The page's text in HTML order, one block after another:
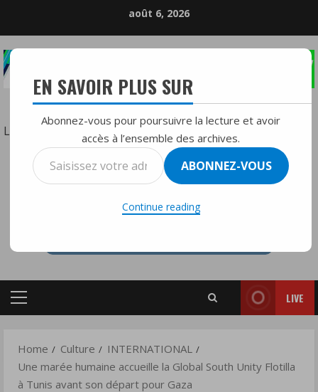
content
août 6, 2026
LA RÉFÉRENCE DE LA RADIO DIFFUSION
Lire la suite
Une
marée
humaine
Unity
Tunis
avant
son
RTVMFMY+
Primary
LIVE
Home Culture
INTERNATIONAL
Une marée humaine accueille la Global South Unity Flotilla
à Tunis avant son départ pour Gaza
EN SAVOIR PLUS SUR
Abonnez-vous pour poursuivre la lecture et avoir
accès à l’ensemble des archives.
Saisissez
votre
ABONNEZ-VOUS
Continue reading